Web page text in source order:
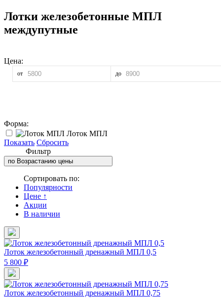
Лотки железобетонные МПЛ
междупутные
Цена:
от до
Форма:
Лоток МПЛ
Показать Сбросить
Фильтр
по Возрастанию цены
Сортировать по:
Популярности
Цене ↑
Акции
В наличии
Лоток железобетонный дренажный МПЛ 0,5
5 800 ₽
Лоток железобетонный дренажный МПЛ 0,75